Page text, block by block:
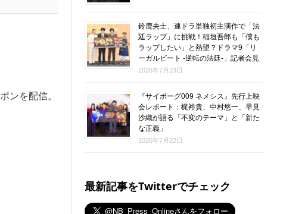
ンを配信。
鈴鹿央士、連ドラ単独初主演作で「法
廷ラップ」に挑戦！稲垣吾郎も「僕も
ラップしたい」と熱望？ドラマ9「リ
ーガルビート -逆転の法廷-」記者会見
2026年7月23日
『サイボーグ009 ネメシス』先行上映
会レポート：梶裕貴、中村悠一、早見
沙織が語る「不変のテーマ」と「新た
な正義」
2026年7月22日
最新記事をTwitterでチェック